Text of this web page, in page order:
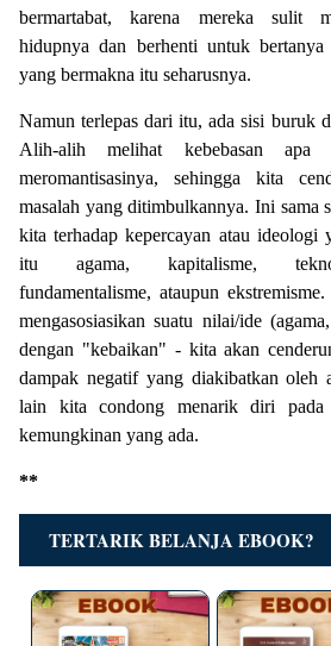
bermartabat, karena mereka sulit
hidupnya dan berhenti untuk bertanya
yang bermakna itu seharusnya.
Namun terlepas dari itu, ada sisi buruk
Alih-alih melihat kebebasan apa
meromantisasinya, sehingga kita
masalah yang ditimbulkannya. Ini sama
kita terhadap kepercayan atau ideologi
itu agama, kapitalisme,
fundamentalisme, ataupun
mengasosiasikan suatu nilai/ide
dengan "kebaikan" - kita akan
dampak negatif yang diakibatkan oleh
lain kita condong menarik diri pada
kemungkinan yang ada.
**
TERTARIK BELANJA EBOOK?